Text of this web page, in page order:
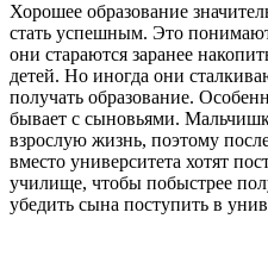
Хорошее образование
стать успешным. Это
они стараются заранее
детей. Но иногда они
получать образование.
бывает с сыновьями.
взрослую жизнь, поэтому
вместо университета хотят
училище, чтобы побыстрее
убедить сына поступить в